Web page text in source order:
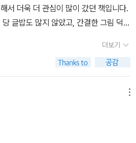
서 더욱 더 관심이 많이 갔던 책입니다.
글밥도 많지 않았고, 간결한 그림 덕분
하기에 더 없이 좋은 것 같구요. 사실
시작한지 얼마 되지 않아서 저 혼자 조
소리내서 읽지 하면서 말이죠. 그런데
라는 내용을 책에서 보고는 저 혼자서만
. 그나마 요즘 조금 소리내어 읽고 있는
도움이 되었답니다. 그림도 귀엽고 아기
내용도 크게 어려운 내용이 아니라서
더보기